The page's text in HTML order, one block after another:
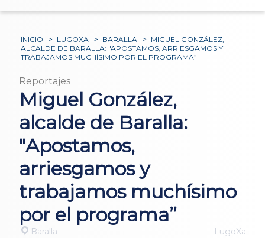
INICIO > LUGOXA > BARALLA > MIGUEL GONZÁLEZ,
ALCALDE DE BARALLA: "APOSTAMOS, ARRIESGAMOS Y
TRABAJAMOS MUCHÍSIMO POR EL PROGRAMA”
Reportajes
Miguel González,
alcalde de Baralla:
"Apostamos,
arriesgamos y
trabajamos muchísimo
por el programa”
Baralla LugoXa